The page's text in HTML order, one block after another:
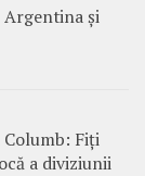
Argentina și
Columb: Fiți
a diviziunii